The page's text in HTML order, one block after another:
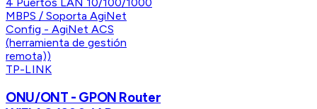
TP-LINK
ONU/ONT - GPON Router